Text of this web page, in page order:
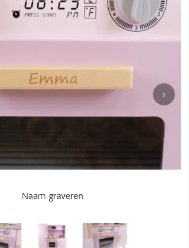
›
Naam graveren